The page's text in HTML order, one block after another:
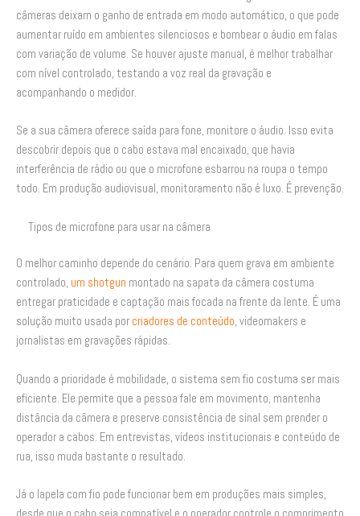
câmeras deixam o ganho de entrada em modo automático, o que pode
aumentar ruído em ambientes silenciosos e bombear o áudio em falas
com variação de volume. Se houver ajuste manual, é melhor trabalhar
com nível controlado, testando a voz real da gravação e
acompanhando o medidor.
Se a sua câmera oferece saída para fone, monitore o áudio. Isso evita
descobrir depois que o cabo estava mal encaixado, que havia
interferência de rádio ou que o microfone esbarrou na roupa o tempo
todo. Em produção audiovisual, monitoramento não é luxo. É prevenção.
Tipos de microfone para usar na câmera
O melhor caminho depende do cenário. Para quem grava em ambiente
controlado, um shotgun montado na sapata da câmera costuma
entregar praticidade e captação mais focada na frente da lente. É uma
solução muito usada por criadores de conteúdo, videomakers e
jornalistas em gravações rápidas.
Quando a prioridade é mobilidade, o sistema sem fio costuma ser mais
eficiente. Ele permite que a pessoa fale em movimento, mantenha
distância da câmera e preserve consistência de sinal sem prender o
operador a cabos. Em entrevistas, vídeos institucionais e conteúdo de
rua, isso muda bastante o resultado.
Já o lapela com fio pode funcionar bem em produções mais simples,